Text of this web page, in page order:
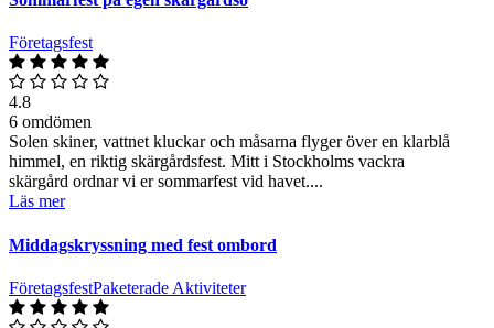
Företagsfest
4.8
6 omdömen
Solen skiner, vattnet kluckar och måsarna flyger över en klarblå
himmel, en riktig skärgårdsfest. Mitt i Stockholms vackra
skärgård ordnar vi er sommarfest vid havet....
Läs mer
Middagskryssning med fest ombord
FöretagsfestPaketerade Aktiviteter